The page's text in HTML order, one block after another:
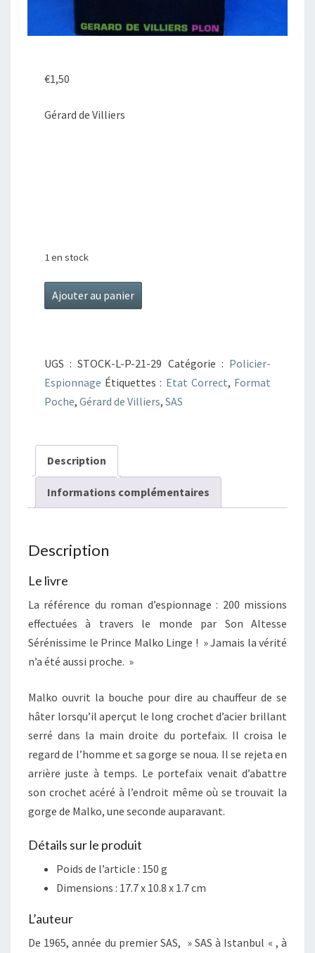
€1,50
Gérard de Villiers
1 en stock
quantité
de
parias
de
Ceylan
Ajouter au panier
UGS :STOCK-L-P-21-29 Catégorie : Policier-
Espionnage Étiquettes : Etat Correct, Format
Poche, Gérard de Villiers, SAS
Description
Informations complémentaires
Description
Le livre
La référence du roman d’espionnage : 200 missions
effectuées à travers le monde par Son Altesse
Sérénissime le Prince Malko Linge ! » Jamais la vérité
n’a été aussi proche. »
Malko ouvrit la bouche pour dire au chauffeur de se
hâter lorsqu’il aperçut le long crochet d’acier brillant
serré dans la main droite du portefaix. Il croisa le
regard de l’homme et sa gorge se noua. Il se rejeta en
arrière juste à temps. Le portefaix venait d’abattre
son crochet acéré à l’endroit même où se trouvait la
gorge de Malko, une seconde auparavant.
Détails sur le produit
Poids de l’article : 150 g
Dimensions : 17.7 x 10.8 x 1.7 cm
L’auteur
De 1965, année du premier SAS, » SAS à Istanbul « , à